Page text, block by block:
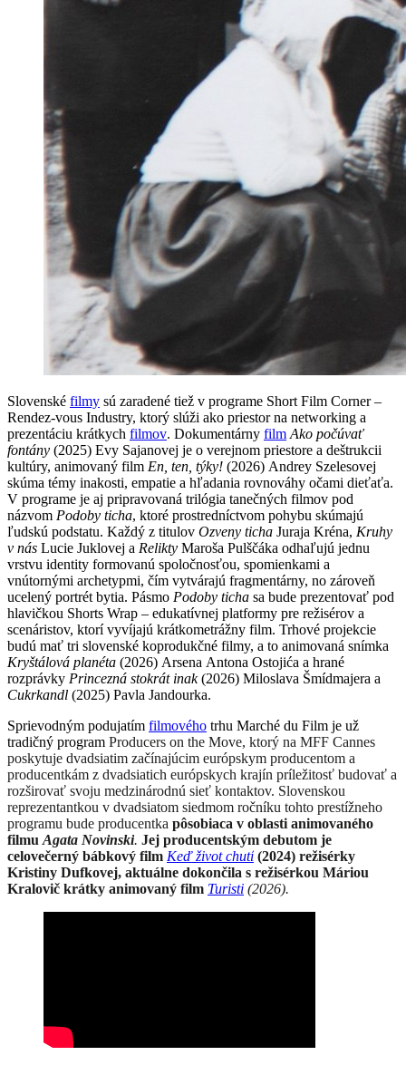
Slovenské filmy sú zaradené tiež v programe Short Film Corner –
Rendez-vous Industry, ktorý slúži ako priestor na networking a
prezentáciu krátkych filmov. Dokumentárny film Ako počúvať
fontány (2025) Evy Sajanovej je o verejnom priestore a deštrukcii
kultúry, animovaný film En, ten, týky! (2026) Andrey Szelesovej
skúma témy inakosti, empatie a hľadania rovnováhy očami dieťaťa.
V programe je aj pripravovaná trilógia tanečných filmov pod
názvom Podoby ticha, ktoré prostredníctvom pohybu skúmajú
ľudskú podstatu. Každý z titulov Ozveny ticha Juraja Kréna, Kruhy
v nás Lucie Juklovej a Relikty Maroša Pulščáka odhaľujú jednu
vrstvu identity formovanú spoločnosťou, spomienkami a
vnútornými archetypmi, čím vytvárajú fragmentárny, no zároveň
ucelený portrét bytia. Pásmo Podoby ticha sa bude prezentovať pod
hlavičkou Shorts Wrap – edukatívnej platformy pre režisérov a
scenáristov, ktorí vyvíjajú krátkometrážny film. Trhové projekcie
budú mať tri slovenské koprodukčné filmy, a to animovaná snímka
Kryštálová planéta (2026) Arsena Antona Ostojića a hrané
rozprávky Princezná stokrát inak(2026) Miloslava Šmídmajera a
Cukrkandl (2025) Pavla Jandourka.
Sprievodným podujatím filmového trhu Marché du Film je už
tradičný program Producers on the Move, ktorý na MFF Cannes
poskytuje dvadsiatim začínajúcim európskym producentom a
producentkám z dvadsiatich európskych krajín príležitosť budovať a
rozširovať svoju medzinárodnú sieť kontaktov. Slovenskou
reprezentantkou v dvadsiatom siedmom ročníku tohto prestížneho
programu bude producentka pôsobiaca v oblasti animovaného
filmu Agata Novinski. Jej producentským debutom je
celovečerný bábkový film Keď život chutí (2024) režisérky
Kristiny Dufkovej, aktuálne dokončila s režisérkou Máriou
Kralovič krátky animovaný film Turisti (2026).